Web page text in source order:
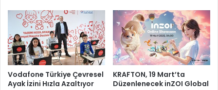
l
r
v
e
i
n
a
Vodafone Türkiye Çevresel
Ayak İzini Hızla Azaltıyor
KRAFTON, 19 Mart’ta
Düzenlenecek inZOI Global